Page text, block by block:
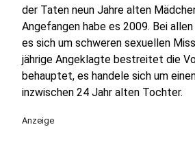
der Taten neun Jahre alten
Angefangen habe es 2009. Bei
es sich um schweren sexuellen
jährige Angeklagte bestreitet die
behauptet, es handele sich um
inzwischen 24 Jahr alten Tochter.
Anzeige